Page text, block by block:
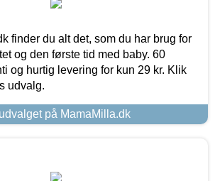
finder du alt det, som du har brug for
og den første tid med baby. 60
og hurtig levering for kun 29 kr. Klik
udvalg.
på MamaMilla.dk